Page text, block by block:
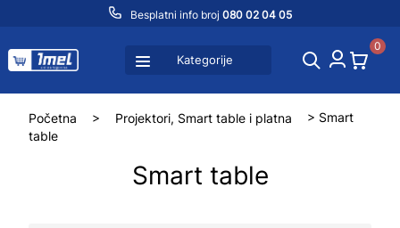
Besplatni info broj 080 02 04 05
Kategorije
0
Početna > Projektori, Smart table i platna
> Smart
table
Smart table